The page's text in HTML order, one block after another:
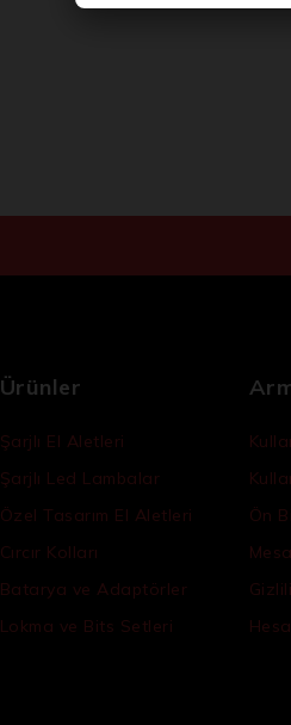
Ürünler
Şarjlı El Aletleri
Şarjlı Led Lambalar
Özel Tasarım El Aletleri
Cırcır Kolları
Batarya ve Adaptörler
Lokma ve Bits Setleri
Ön